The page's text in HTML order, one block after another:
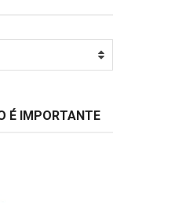
É IMPORTANTE